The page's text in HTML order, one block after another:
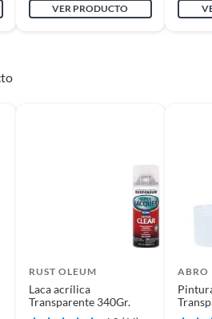
VER PRODUCTO
RUST OLEUM
Laca acrílica
Transparente 340Gr.
ABRO